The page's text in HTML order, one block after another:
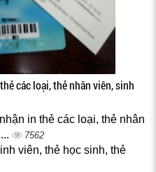
các loại, thẻ nhân viên, sinh
in thẻ các loại, thẻ nhân
7562
viên, thẻ học sinh, thẻ